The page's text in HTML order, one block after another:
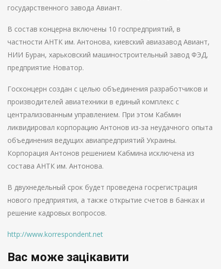
государственного завода Авиант.
В состав концерна включены 10 госпредприятий, в
частности АНТК им. Антонова, киевский авиазавод Авиант,
НИИ Буран, харьковский машиностроительный завод ФЭД,
предприятие Новатор.
Госконцерн создан с целью объединения разработчиков и
производителей авиатехники в единый комплекс с
централизованным управлением. При этом Кабмин
ликвидировал корпорацию Антонов из-за неудачного опыта
объединения ведущих авиапредприятий Украины.
Корпорация Антонов решением Кабмина исключена из
состава АНТК им. Антонова.
В двухнедельный срок будет проведена госрегистрация
нового предприятия, а также открытие счетов в банках и
решение кадровых вопросов.
http://www.korrespondent.net
Вас може зацікавити